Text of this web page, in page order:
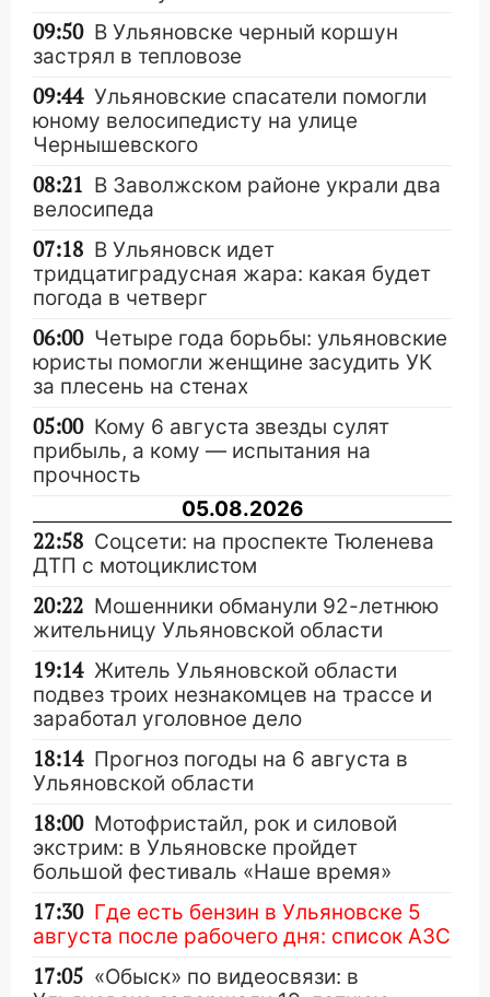
09:50 В Ульяновске черный коршун
застрял в тепловозе
09:44 Ульяновские спасатели помогли
юному велосипедисту на улице
Чернышевского
08:21 В Заволжском районе украли два
велосипеда
07:18 В Ульяновск идет
тридцатиградусная жара: какая будет
погода в четверг
06:00 Четыре года борьбы: ульяновские
юристы помогли женщине засудить УК
за плесень на стенах
05:00 Кому 6 августа звезды сулят
прибыль, а кому — испытания на
прочность
05.08.2026
22:58 Соцсети: на проспекте Тюленева
ДТП с мотоциклистом
20:22 Мошенники обманули 92-летнюю
жительницу Ульяновской области
19:14 Житель Ульяновской области
подвез троих незнакомцев на трассе и
заработал уголовное дело
18:14 Прогноз погоды на 6 августа в
Ульяновской области
18:00 Мотофристайл, рок и силовой
экстрим: в Ульяновске пройдет
большой фестиваль «Наше время»
17:30 Где есть бензин в Ульяновске 5
августа после рабочего дня: список АЗС
17:05 «Обыск» по видеосвязи: в